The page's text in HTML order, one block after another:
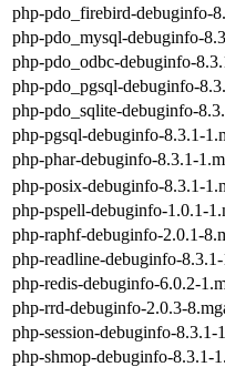
php-pdo_firebird-debuginfo-
php-pdo_mysql-debuginfo-
php-pdo_odbc-debuginfo-
php-pdo_pgsql-debuginfo-
php-pdo_sqlite-debuginfo-
php-pgsql-debuginfo-8.3.1-
php-phar-debuginfo-8.3.1-
php-posix-debuginfo-8.3.1-
php-pspell-debuginfo-1.0.1-
php-raphf-debuginfo-2.0.1-
php-readline-debuginfo-
php-redis-debuginfo-6.0.2-
php-rrd-debuginfo-2.0.3-
php-session-debuginfo-8.3.1-
php-shmop-debuginfo-8.3.1-